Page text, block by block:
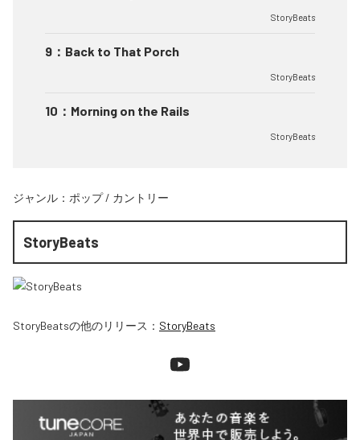
StoryBeats
9 ： Back to That Porch
StoryBeats
10 ： Morning on the Rails
StoryBeats
ジャンル： ポップ/ カントリー
StoryBeats
StoryBeatsの他のリリース： StoryBeats